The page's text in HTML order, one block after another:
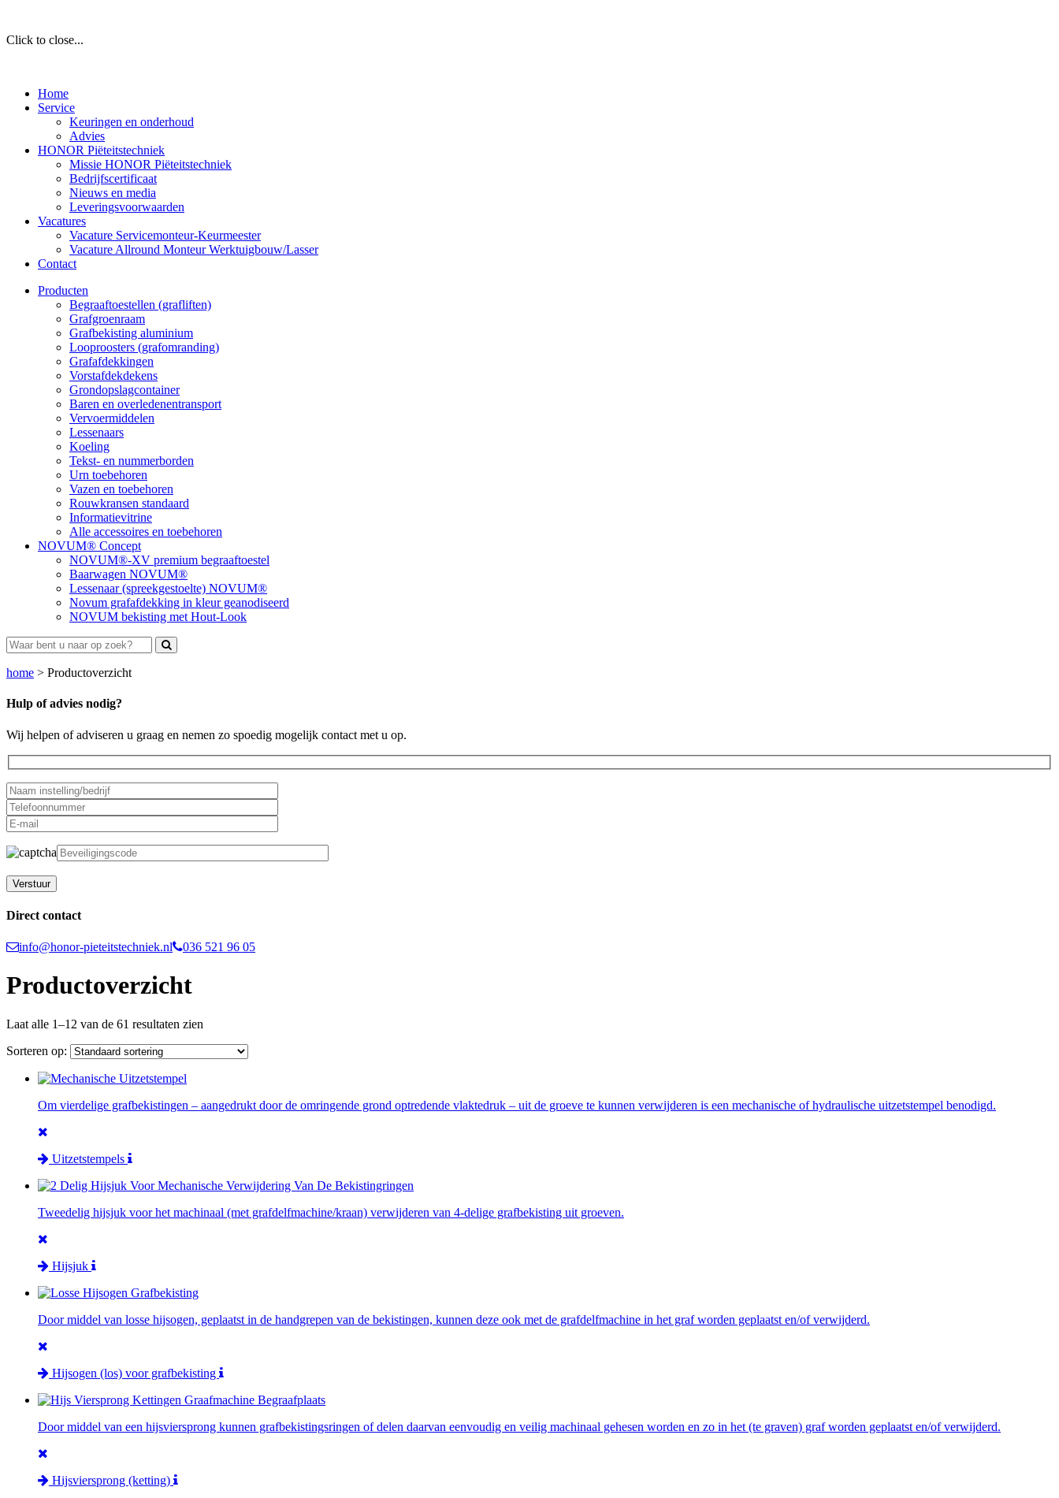
Click to close...
Home
Service
Keuringen en onderhoud
Advies
HONOR Piëteitstechniek
Missie HONOR Piëteitstechniek
Bedrijfscertificaat
Nieuws en media
Leveringsvoorwaarden
Vacatures
Vacature Servicemonteur-Keurmeester
Vacature Allround Monteur Werktuigbouw/Lasser
Contact
Producten
Begraaftoestellen (grafliften)
Grafgroenraam
Grafbekisting aluminium
Looproosters (grafomranding)
Grafafdekkingen
Vorstafdekdekens
Grondopslagcontainer
Baren en overledenentransport
Vervoermiddelen
Lessenaars
Koeling
Tekst- en nummerborden
Urn toebehoren
Vazen en toebehoren
Rouwkransen standaard
Informatievitrine
Alle accessoires en toebehoren
NOVUM® Concept
NOVUM®-XV premium begraaftoestel
Baarwagen NOVUM®
Lessenaar (spreekgestoelte) NOVUM®
Novum grafafdekking in kleur geanodiseerd
NOVUM bekisting met Hout-Look
home > Productoverzicht
Hulp of advies nodig?
Wij helpen of adviseren u graag en nemen zo spoedig mogelijk contact met u op.
Direct contact
info@honor-pieteitstechniek.nl 036 521 96 05
Productoverzicht
Laat alle 1–12 van de 61 resultaten zien
Sorteren op:
Om vierdelige grafbekistingen – aangedrukt door de omringende grond optredende vlaktedruk – uit de groeve te kunnen verwijderen is een mechanische of hydraulische uitzetstempel benodigd.
Uitzetstempels
Tweedelig hijsjuk voor het machinaal (met grafdelfmachine/kraan) verwijderen van 4-delige grafbekisting uit groeven.
Hijsjuk
Door middel van losse hijsogen, geplaatst in de handgrepen van de bekistingen, kunnen deze ook met de grafdelfmachine in het graf worden geplaatst en/of verwijderd.
Hijsogen (los) voor grafbekisting
Door middel van een hijsviersprong kunnen grafbekistingsringen of delen daarvan eenvoudig en veilig machinaal gehesen worden en zo in het (te graven) graf worden geplaatst en/of verwijderd.
Hijsviersprong (ketting)